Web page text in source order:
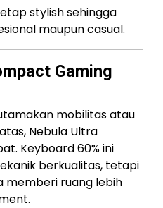
stylish sehingga
maupun casual.
Gaming
mobilitas atau
Nebula Ultra
Keyboard 60% ini
berkualitas, tetapi
memberi ruang lebih